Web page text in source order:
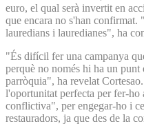
euro, el qual serà invertit en
que encara no s'han confirmat.
lauredians i lauredianes", ha
"És difícil fer una campanya
perquè no només hi ha un punt
parròquia", ha revelat
l'oportunitat perfecta per fer-ho
conflictiva", per engegar-ho i
restauradors, ja que des de la